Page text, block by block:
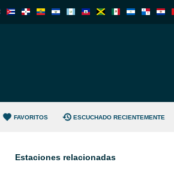
FAVORITOS ESCUCHADO RECIENTEMENTE
Estaciones relacionadas